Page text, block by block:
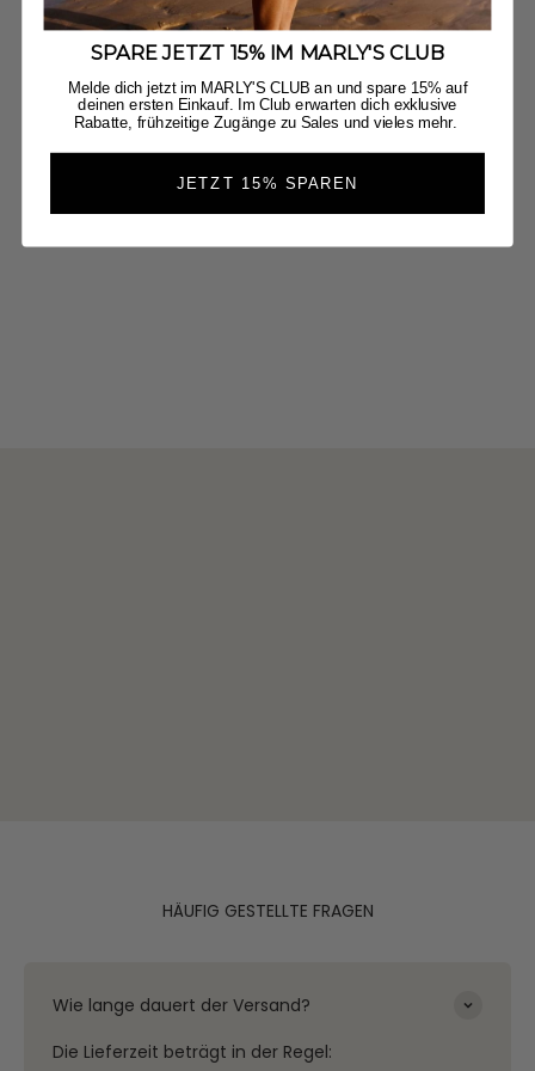
HÄUFIG GESTELLTE FRAGEN
Wie lange dauert der Versand?
Die Lieferzeit beträgt in der Regel:
SPARE JETZT 15% IM MARLY'S CLUB
Melde dich jetzt im MARLY'S CLUB an und spare 15% auf
deinen ersten Einkauf. Im Club erwarten dich exklusive
Rabatte, frühzeitige Zugänge zu Sales und vieles mehr.
JETZT 15% SPAREN